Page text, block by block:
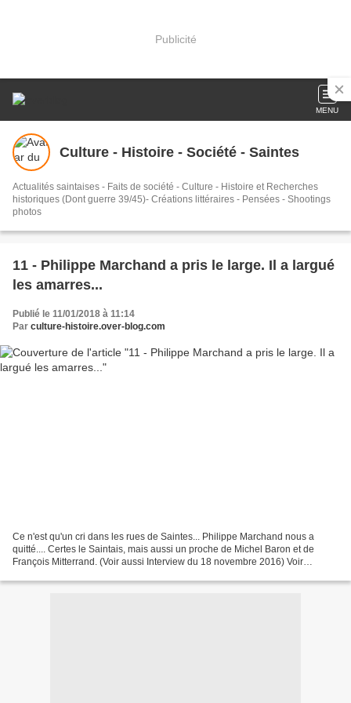
Publicité
MENU
Culture - Histoire - Société - Saintes
Actualités saintaises - Faits de société - Culture - Histoire et Recherches
historiques (Dont guerre 39/45)- Créations littéraires - Pensées - Shootings
photos
11 - Philippe Marchand a pris le large. Il a largué
les amarres...
Publié le 11/01/2018 à 11:14
Par culture-histoire.over-blog.com
Ce n'est qu'un cri dans les rues de Saintes... Philippe Marchand nous a
quitté.... Certes le Saintais, mais aussi un proche de Michel Baron et de
François Mitterrand. (Voir aussi Interview du 18 novembre 2016) Voir